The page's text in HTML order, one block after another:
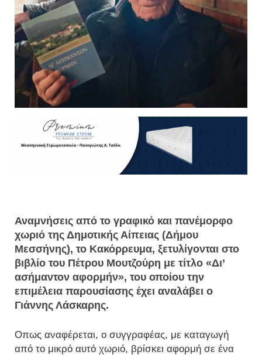
Αναμνήσεις από το γραφικό και πανέμορφο
χωριό της Δημοτικής Αίπειας (Δήμου
Μεσσήνης), το Κακόρρευμα, ξετυλίγονται στο
βιβλίο του Πέτρου Μουτζούρη με τίτλο «Δι’
ασήμαντον αφορμήν», του οποίου την
επιμέλεια παρουσίασης έχει αναλάβει ο
Γιάννης Λάσκαρης.
Οπως αναφέρεται, ο συγγραφέας, με καταγωγή
από το μικρό αυτό χωριό, βρίσκει αφορμή σε ένα